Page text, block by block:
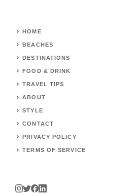
HOME
BEACHES
DESTINATIONS
FOOD & DRINK
TRAVEL TIPS
ABOUT
STYLE
CONTACT
PRIVACY POLICY
TERMS OF SERVICE